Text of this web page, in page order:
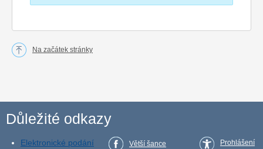
Na začátek stránky
Důležité odkazy
Elektronické podání
Větší šance
Prohlášení